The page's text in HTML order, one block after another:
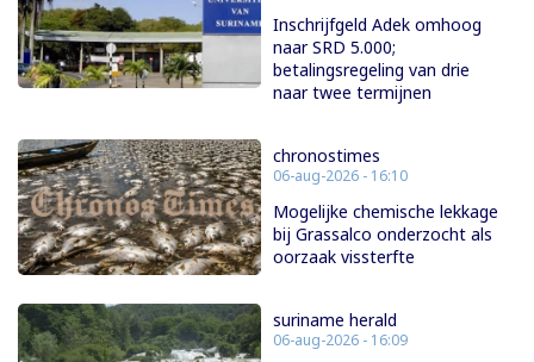
Inschrijfgeld Adek omhoog
naar SRD 5.000;
betalingsregeling van drie
naar twee termijnen
chronostimes
06-aug-2026 - 16:10
Mogelijke chemische lekkage
bij Grassalco onderzocht als
oorzaak vissterfte
suriname herald
06-aug-2026 - 16:09